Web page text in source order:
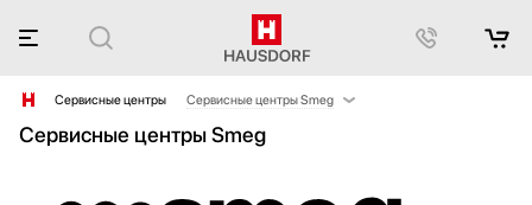
Сервисные центры Сервисные центры Smeg
Asko
De Dietrich
Сервисные центры Smeg